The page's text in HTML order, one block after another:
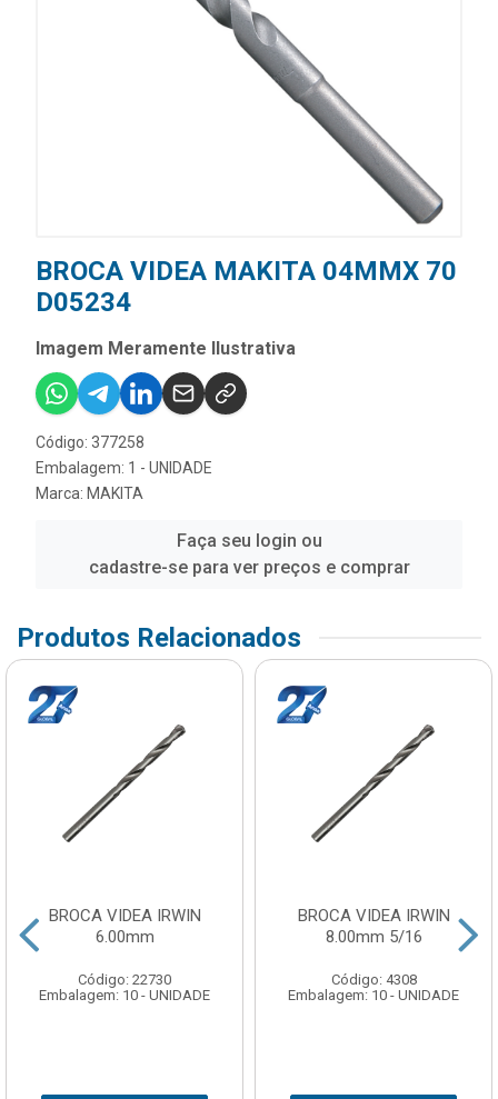
BROCA VIDEA MAKITA 04MMX 70
D05234
Imagem Meramente Ilustrativa
Código: 377258
Embalagem: 1 - UNIDADE
Marca: MAKITA
Faça seu login ou
cadastre-se para ver preços e comprar
Produtos Relacionados
BROCA VIDEA IRWIN
6.00mm
Código: 22730
Embalagem: 10 - UNIDADE
BROCA VIDEA IRWIN
8.00mm 5/16
Código: 4308
Embalagem: 10 - UNIDADE